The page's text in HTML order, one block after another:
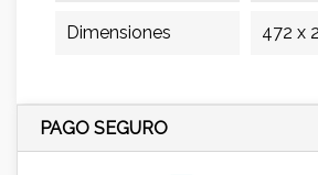
Dimensiones 472 x
PAGO SEGURO